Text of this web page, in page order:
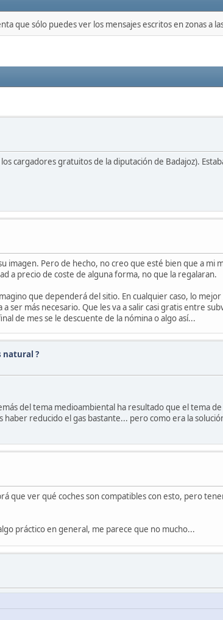
que sólo puedes ver los mensajes escritos en zonas a
cargadores gratuitos de la diputación de Badajoz).
Pero de hecho, no creo que esté bien que a mi
a precio de coste de alguna forma, no que la regalaran.
que dependerá del sitio. En cualquier caso, lo
ser más necesario. Que les va a salir casi gratis entre
de mes se le descuente de la nómina o algo así...
natural ?
del tema medioambiental ha resultado que el tema
reducido el gas bastante... pero como era la
que ver qué coches son compatibles con esto, pero
práctico en general, me parece que no mucho...